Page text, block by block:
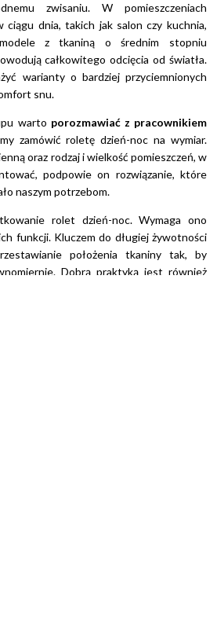
zwisaniu. W pomieszczeniach
ciągu dnia, takich jak salon czy kuchnia,
z tkaniną o średnim stopniu
całkowitego odcięcia od światła.
warianty o bardziej przyciemnionych
snu.
warto porozmawiać z pracownikiem
zamówić roletę dzień-noc na wymiar.
oraz rodzaj i wielkość pomieszczeń, w
podpowie on rozwiązanie, które
naszym potrzebom.
rolet dzień-noc. Wymaga ono
funkcji. Kluczem do długiej żywotności
położenia tkaniny tak, by
Dobrą praktyką jest również